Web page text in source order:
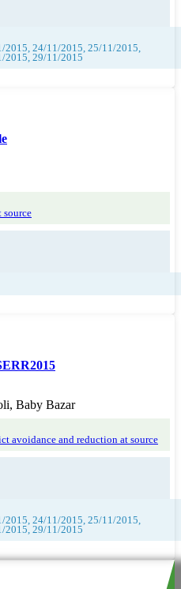
2015, 24/11/2015, 25/11/2015,
2015, 29/11/2015
source
Baby Bazar
avoidance and reduction at source
2015, 24/11/2015, 25/11/2015,
2015, 29/11/2015